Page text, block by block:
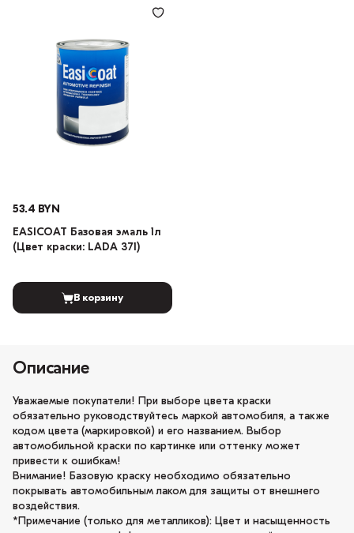
53.4 BYN
EASICOAT Базовая эмаль 1л
(Цвет краски: LADA 371)
В корзину
Описание
Уважаемые покупатели! При выборе цвета краски
обязательно руководствуйтесь маркой автомобиля, а также
кодом цвета (маркировкой) и его названием. Выбор
автомобильной краски по картинке или оттенку может
привести к ошибкам!
Внимание! Базовую краску необходимо обязательно
покрывать автомобильным лаком для защиты от внешнего
воздействия.
*Примечание (только для металликов): Цвет и насыщенность